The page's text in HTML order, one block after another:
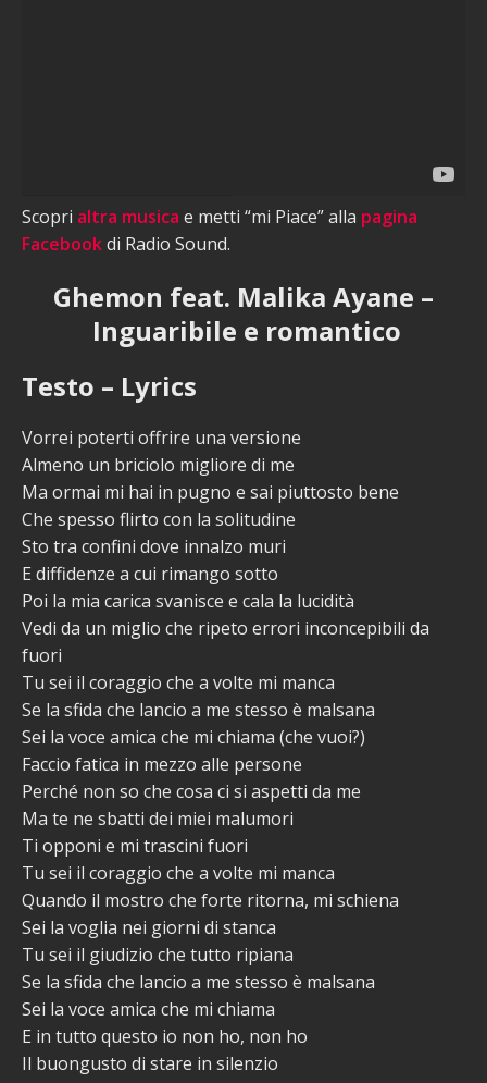
Scopri altra musica e metti “mi Piace” alla pagina
Facebookdi Radio Sound.
Ghemon feat. Malika Ayane –
Inguaribile e romantico
Testo – Lyrics
Vorrei poterti offrire una versione
Almeno un briciolo migliore di me
Ma ormai mi hai in pugno e sai piuttosto bene
Che spesso flirto con la solitudine
Sto tra confini dove innalzo muri
E diffidenze a cui rimango sotto
Poi la mia carica svanisce e cala la lucidità
Vedi da un miglio che ripeto errori inconcepibili da
fuori
Tu sei il coraggio che a volte mi manca
Se la sfida che lancio a me stesso è malsana
Sei la voce amica che mi chiama (che vuoi?)
Faccio fatica in mezzo alle persone
Perché non so che cosa ci si aspetti da me
Ma te ne sbatti dei miei malumori
Ti opponi e mi trascini fuori
Tu sei il coraggio che a volte mi manca
Quando il mostro che forte ritorna, mi schiena
Sei la voglia nei giorni di stanca
Tu sei il giudizio che tutto ripiana
Se la sfida che lancio a me stesso è malsana
Sei la voce amica che mi chiama
E in tutto questo io non ho, non ho
Il buongusto di stare in silenzio